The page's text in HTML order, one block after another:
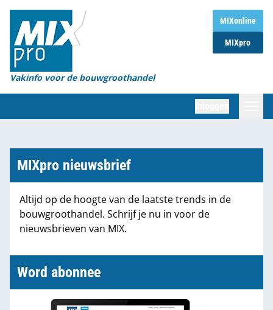
MIXonline
MIXpro
Vakinfo voor de bouwgroothandel
Home
Magazines
Organisaties
Marktcijfers
Partners
MIXpro nieuwsbrief
Altijd op de hoogte van de laatste trends in de
bouwgroothandel. Schrijf je nu in voor de
nieuwsbrieven van MIX.
Word abonnee